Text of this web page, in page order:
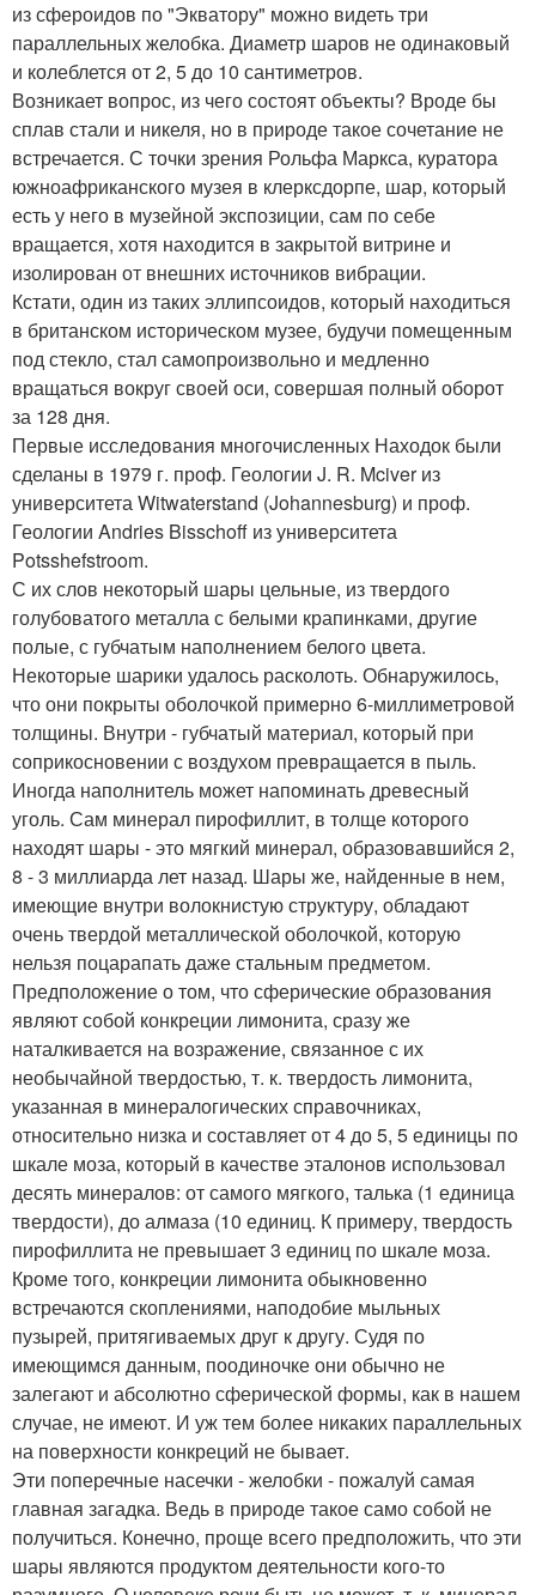
из сфероидов по "Экватору" можно видеть три
параллельных желобка. Диаметр шаров не одинаковый
и колеблется от 2, 5 до 10 сантиметров.
Возникает вопрос, из чего состоят объекты? Вроде бы
сплав стали и никеля, но в природе такое сочетание не
встречается. С точки зрения Рольфа Маркса, куратора
южноафриканского музея в клерксдорпе, шар, который
есть у него в музейной экспозиции, сам по себе
вращается, хотя находится в закрытой витрине и
изолирован от внешних источников вибрации.
Кстати, один из таких эллипсоидов, который находиться
в британском историческом музее, будучи помещенным
под стекло, стал самопроизвольно и медленно
вращаться вокруг своей оси, совершая полный оборот
за 128 дня.
Первые исследования многочисленных Находок были
сделаны в 1979 г. проф. Геологии J. R. Mciver из
университета Witwaterstand (Johannesburg) и проф.
Геологии Andries Bisschoff из университета
Potsshefstroom.
С их слов некоторый шары цельные, из твердого
голубоватого металла с белыми крапинками, другие
полые, с губчатым наполнением белого цвета.
Некоторые шарики удалось расколоть. Обнаружилось,
что они покрыты оболочкой примерно 6-миллиметровой
толщины. Внутри - губчатый материал, который при
соприкосновении с воздухом превращается в пыль.
Иногда наполнитель может напоминать древесный
уголь. Сам минерал пирофиллит, в толще которого
находят шары - это мягкий минерал, образовавшийся 2,
8 - 3 миллиарда лет назад. Шары же, найденные в нем,
имеющие внутри волокнистую структуру, обладают
очень твердой металлической оболочкой, которую
нельзя поцарапать даже стальным предметом.
Предположение о том, что сферические образования
являют собой конкреции лимонита, сразу же
наталкивается на возражение, связанное с их
необычайной твердостью, т. к. твердость лимонита,
указанная в минералогических справочниках,
относительно низка и составляет от 4 до 5, 5 единицы по
шкале моза, который в качестве эталонов использовал
десять минералов: от самого мягкого, талька (1 единица
твердости), до алмаза (10 единиц. К примеру, твердость
пирофиллита не превышает 3 единиц по шкале моза.
Кроме того, конкреции лимонита обыкновенно
встречаются скоплениями, наподобие мыльных
пузырей, притягиваемых друг к другу. Судя по
имеющимся данным, поодиночке они обычно не
залегают и абсолютно сферической формы, как в нашем
случае, не имеют. И уж тем более никаких параллельных
на поверхности конкреций не бывает.
Эти поперечные насечки - желобки - пожалуй самая
главная загадка. Ведь в природе такое само собой не
получиться. Конечно, проще всего предположить, что эти
шары являются продуктом деятельности кого-то